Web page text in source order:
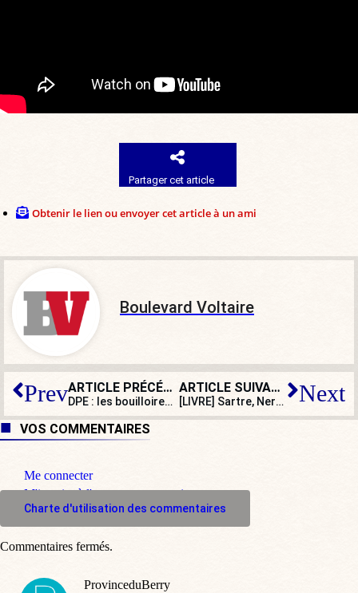
Partager cet article
Obtenir le lien ou envoyer cet article à un ami
Boulevard Voltaire
Prev ARTICLE PRÉCÉDENT
DPE : les bouilloires thermiques lui disent merci !
ARTICLE SUIVANT
[LIVRE] Sartre, Neruda, Guevara, Malraux, Picasso… le sale sanctoral de la gauche Next
VOS COMMENTAIRES
Me connecter
M'inscrire à l'espace commentaire
Charte d'utilisation des commentaires
ProvinceduBerry
Commentaires fermés.